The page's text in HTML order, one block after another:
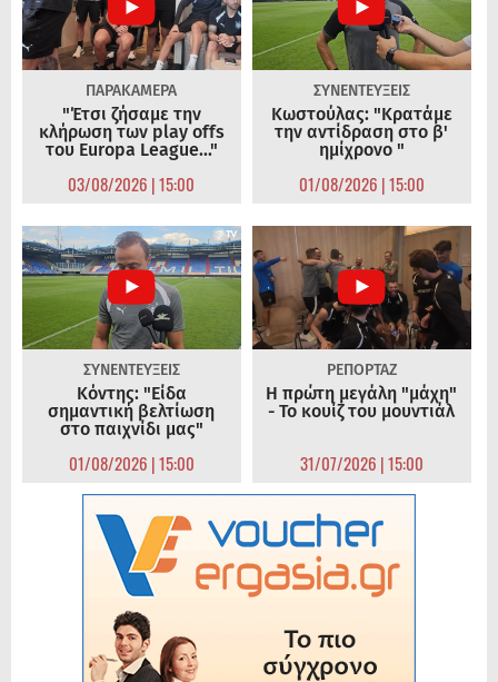
ΠΑΡΑΚΑΜΕΡΑ
"Έτσι ζήσαμε την
κλήρωση των play offs
του Europa League..."
03/08/2026 | 15:00
ΣΥΝΕΝΤΕΥΞΕΙΣ
Κωστούλας: "Κρατάμε
την αντίδραση στο β'
ημίχρονο "
01/08/2026 | 15:00
ΣΥΝΕΝΤΕΥΞΕΙΣ
Κόντης: "Είδα
σημαντική βελτίωση
στο παιχνίδι μας"
01/08/2026 | 15:00
ΡΕΠΟΡΤΑΖ
Η πρώτη μεγάλη "μάχη"
- Το κουίζ του μουντιάλ
31/07/2026 | 15:00